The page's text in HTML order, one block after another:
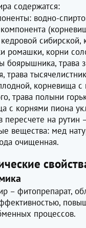
содержатся:
водно-
ромашки, корни
боярышника, трава
трава
корневища
трава полыни
с корнями пиона
пересчете на рутин
вещества: мед
очищенная.
– фитопрепарат,
процессов.